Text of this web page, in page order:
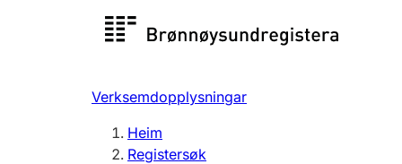
Registersøk
Registrere, endre, slette
Verksemdopplysningar
Heim
Registersøk